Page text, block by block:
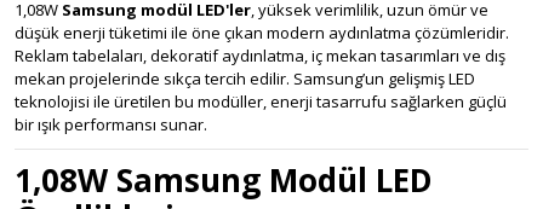
1,08W Samsung modül LED'ler, yüksek verimlilik, uzun ömür ve
düşük enerji tüketimi ile öne çıkan modern aydınlatma çözümleridir.
Reklam tabelaları, dekoratif aydınlatma, iç mekan tasarımları ve dış
mekan projelerinde sıkça tercih edilir. Samsung’un gelişmiş LED
teknolojisi ile üretilen bu modüller, enerji tasarrufu sağlarken güçlü
bir ışık performansı sunar.
1,08W Samsung Modül LED